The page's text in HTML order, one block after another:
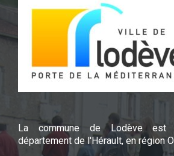
La commune de Lodève
département de l'Hérault, en région